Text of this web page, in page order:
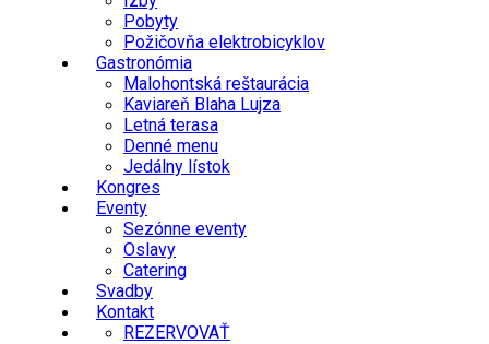
Pobyty
Požičovňa elektrobicyklov
Gastronómia
Malohontská reštaurácia
Kaviareň Blaha Lujza
Letná terasa
Denné menu
Jedálny lístok
Kongres
Eventy
Sezónne eventy
Oslavy
Catering
Svadby
Kontakt
REZERVOVAŤ